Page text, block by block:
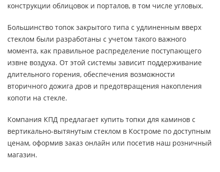
конструкции облицовок и порталов, в том числе угловых.
Большинство топок закрытого типа с удлиненным вверх
стеклом были разработаны с учетом такого важного
момента, как правильное распределение поступающего
извне воздуха. От этой системы зависит поддерживание
длительного горения, обеспечения возможности
вторичного дожига дров и предотвращения накопления
копоти на стекле.
Компания КПД предлагает купить топки для каминов с
вертикально-вытянутым стеклом в Костроме по доступным
ценам, оформив заказ онлайн или посетив наш розничный
магазин.